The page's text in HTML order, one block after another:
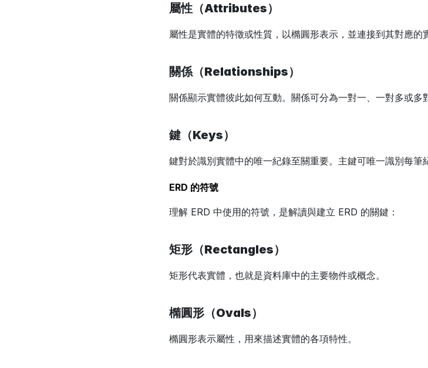
屬性（Attributes）
屬性是實體的特徵或性質，以橢圓形表示，並連接到其對應的
關係（Relationships）
關係顯示實體彼此如何互動。關係可分為一對一、一對多或多
鍵（Keys）
鍵對於識別實體中的唯一紀錄至關重要。主鍵可唯一識別每筆
ERD 的符號
理解 ERD 中使用的符號，是解讀與建立 ERD 的關鍵：
矩形（Rectangles）
矩形代表實體，也就是資料庫中的主要物件或概念。
橢圓形（Ovals）
橢圓形表示屬性，用來描述實體的各項特性。